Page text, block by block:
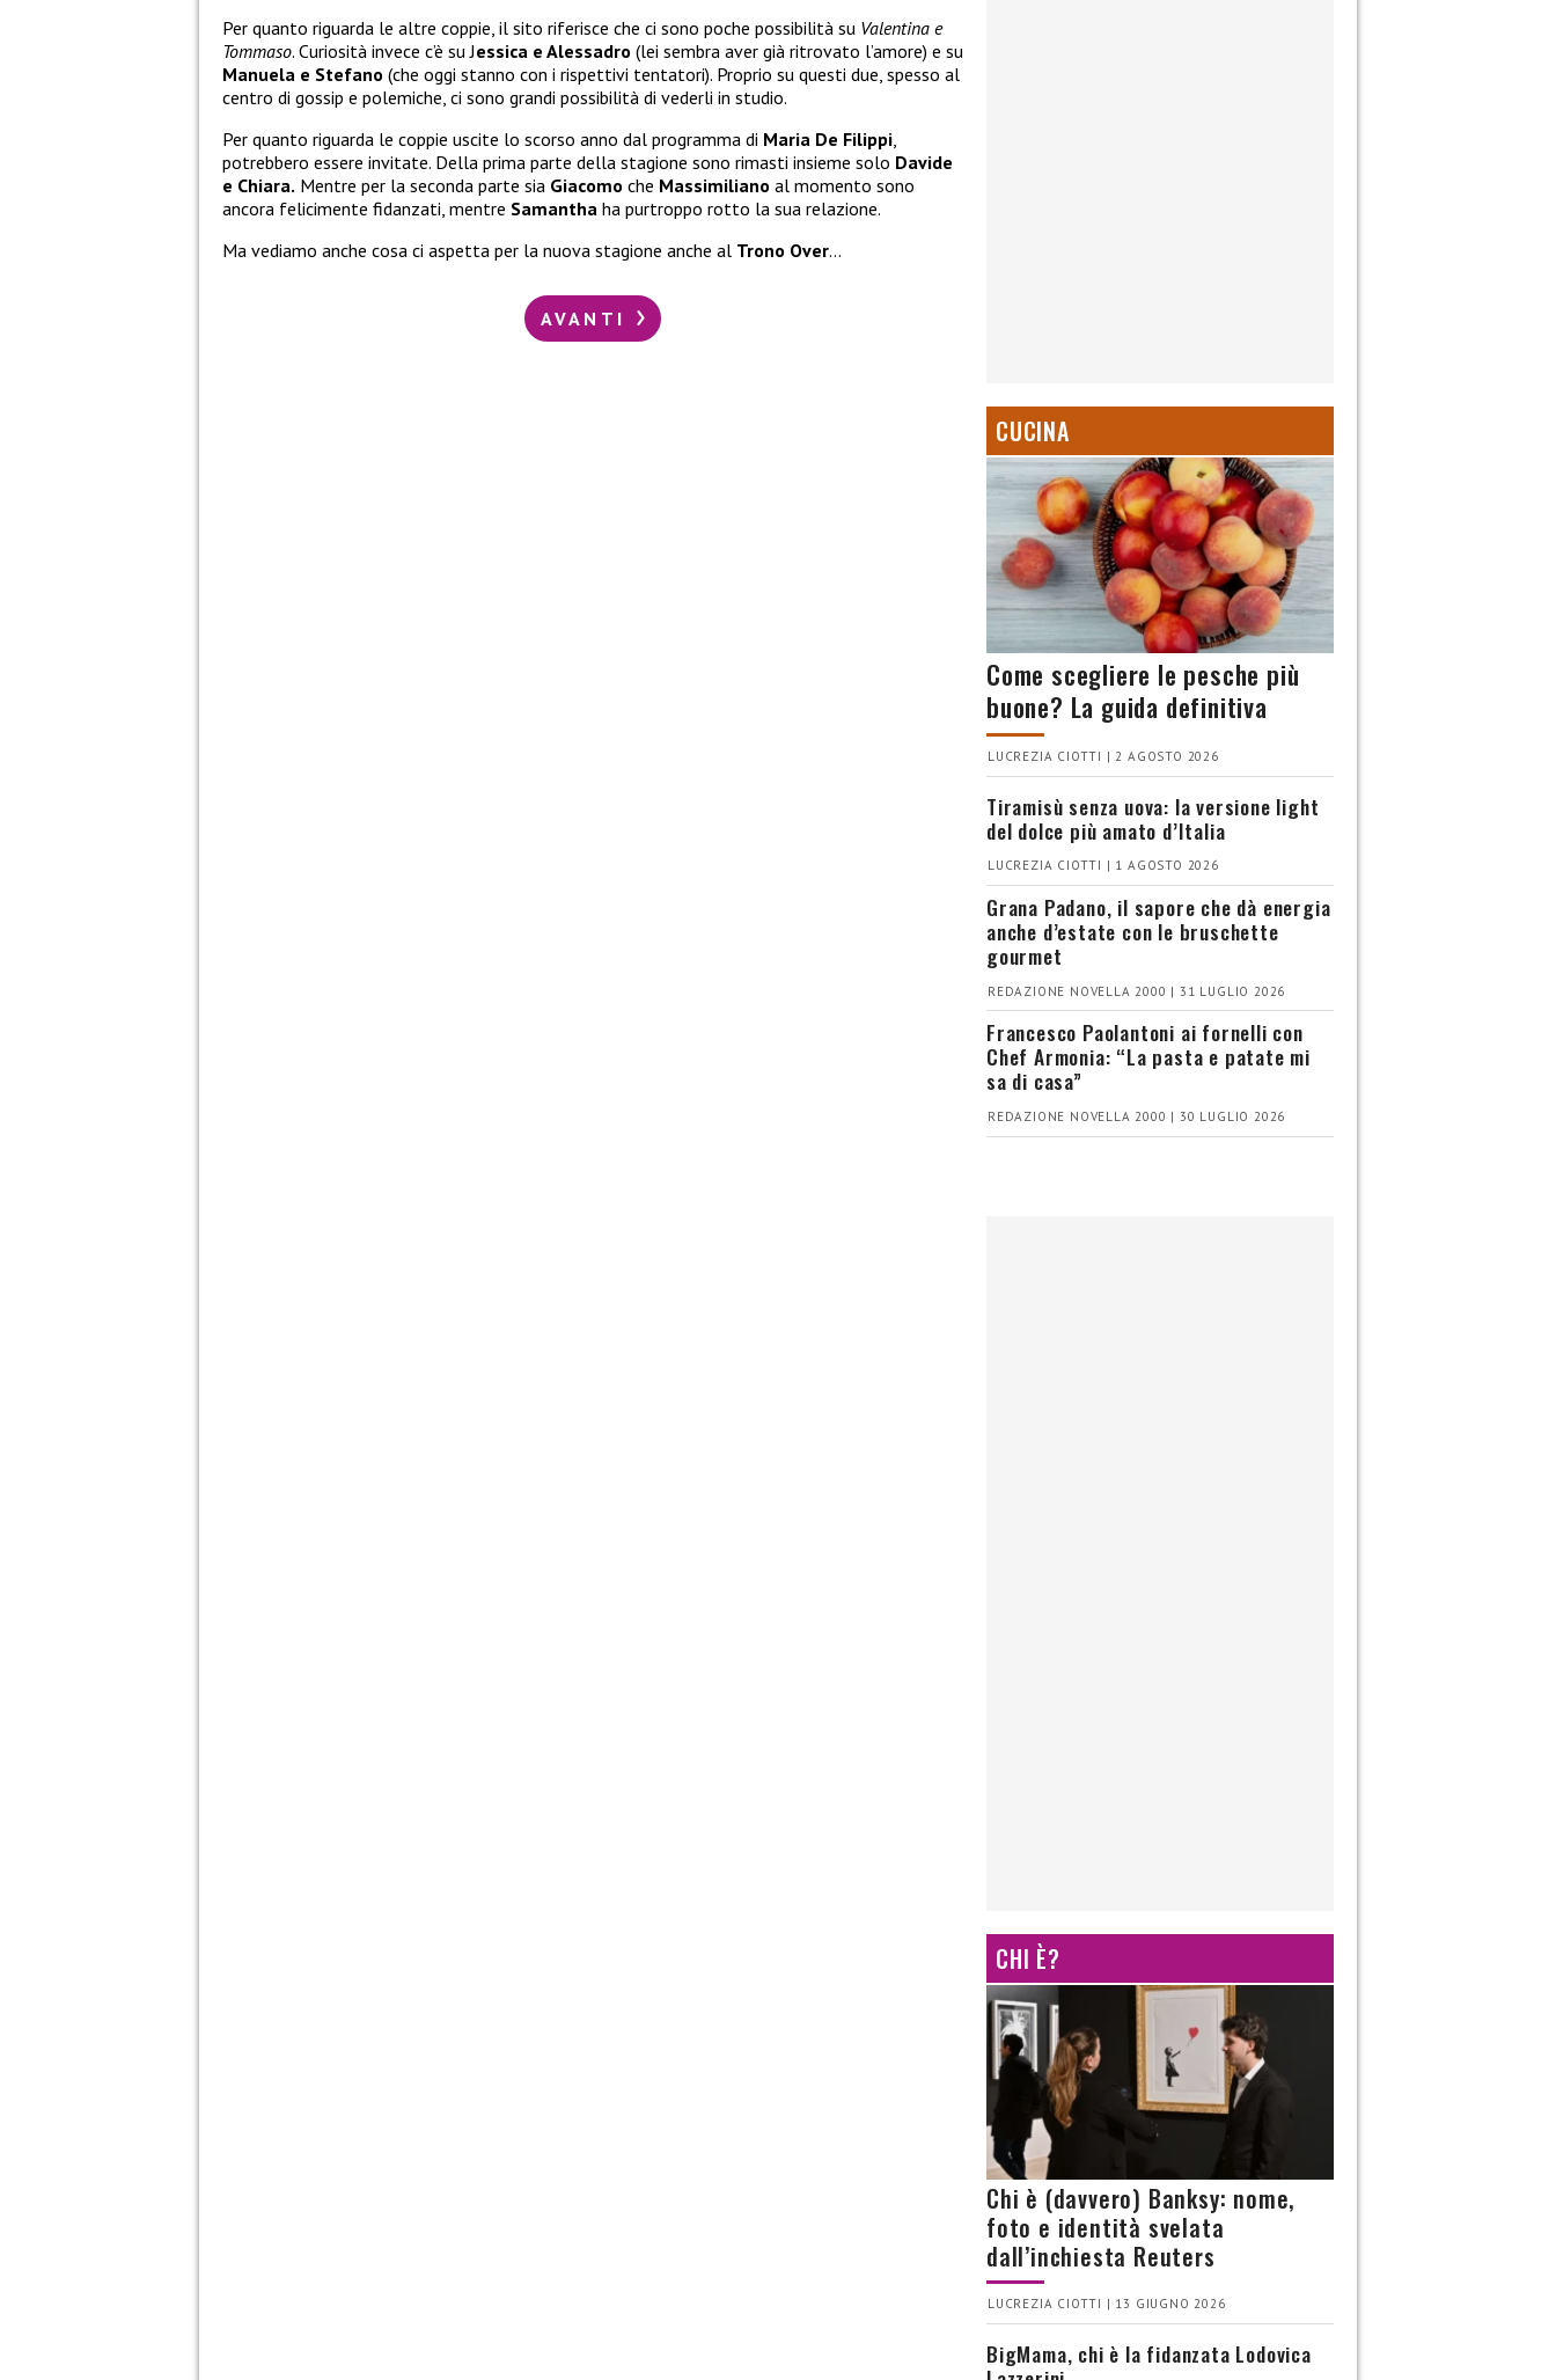
Per quanto riguarda le altre coppie, il sito riferisce che ci sono poche possibilità su Valentina e
Tommaso. Curiosità invece c’è su Jessica e Alessadro (lei sembra aver già ritrovato l’amore) e su
Manuela e Stefano (che oggi stanno con i rispettivi tentatori). Proprio su questi due, spesso al
centro di gossip e polemiche, ci sono grandi possibilità di vederli in studio.
Per quanto riguarda le coppie uscite lo scorso anno dal programma di Maria De Filippi,
potrebbero essere invitate. Della prima parte della stagione sono rimasti insieme solo Davide
e Chiara. Mentre per la seconda parte sia Giacomo che Massimiliano al momento sono
ancora felicimente fidanzati, mentre Samantha ha purtroppo rotto la sua relazione.
Ma vediamo anche cosa ci aspetta per la nuova stagione anche al Trono Over…
AVANTI
CUCINA
Come scegliere le pesche più
buone? La guida definitiva
LUCREZIA CIOTTI | 2 AGOSTO 2026
Tiramisù senza uova: la versione light
del dolce più amato d’Italia
LUCREZIA CIOTTI | 1 AGOSTO 2026
Grana Padano, il sapore che dà energia
anche d’estate con le bruschette
gourmet
REDAZIONE NOVELLA 2000 | 31 LUGLIO 2026
Francesco Paolantoni ai fornelli con
Chef Armonia: “La pasta e patate mi
sa di casa”
REDAZIONE NOVELLA 2000 | 30 LUGLIO 2026
CHI È?
Chi è (davvero) Banksy: nome,
foto e identità svelata
dall’inchiesta Reuters
LUCREZIA CIOTTI | 13 GIUGNO 2026
BigMama, chi è la fidanzata Lodovica